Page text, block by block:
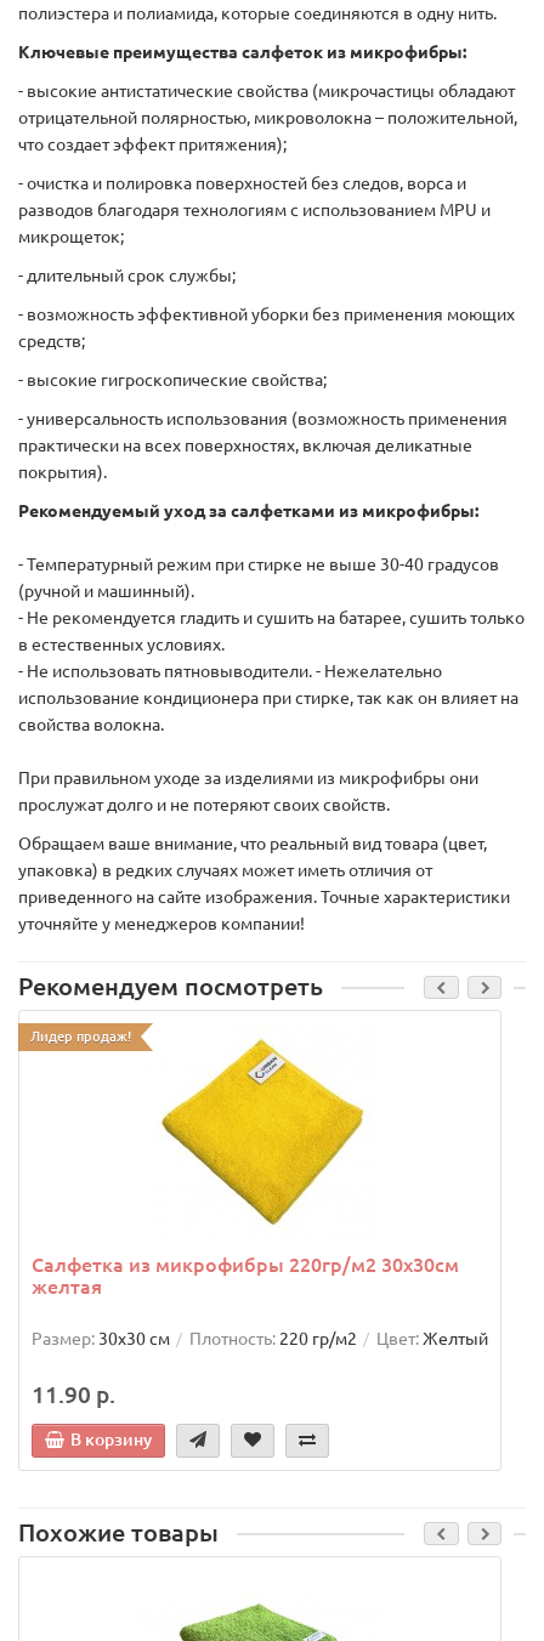
полиэстера и полиамида, которые соединяются в одну нить.
Ключевые преимущества салфеток из микрофибры:
- высокие антистатические свойства (микрочастицы обладают
отрицательной полярностью, микроволокна – положительной,
что создает эффект притяжения);
- очистка и полировка поверхностей без следов, ворса и
разводов благодаря технологиям с использованием MPU и
микрощеток;
- длительный срок службы;
- возможность эффективной уборки без применения моющих
средств;
- высокие гигроскопические свойства;
- универсальность использования (возможность применения
практически на всех поверхностях, включая деликатные
покрытия).
Рекомендуемый уход за салфетками из микрофибры:
- Температурный режим при стирке не выше 30-40 градусов
(ручной и машинный).
- Не рекомендуется гладить и сушить на батарее, сушить только
в естественных условиях.
- Не использовать пятновыводители. - Нежелательно
использование кондиционера при стирке, так как он влияет на
свойства волокна.
При правильном уходе за изделиями из микрофибры они
прослужат долго и не потеряют своих свойств.
Обращаем ваше внимание, что реальный вид товара (цвет,
упаковка) в редких случаях может иметь отличия от
приведенного на сайте изображения. Точные характеристики
уточняйте у менеджеров компании!
Рекомендуем посмотреть
Лидер продаж!
Салфетка из микрофибры 220гр/м2 30х30см
желтая
Размер: 30х30 см Плотность: 220 гр/м2 Цвет:Желтый
11.90 р.
В корзину
Похожие товары